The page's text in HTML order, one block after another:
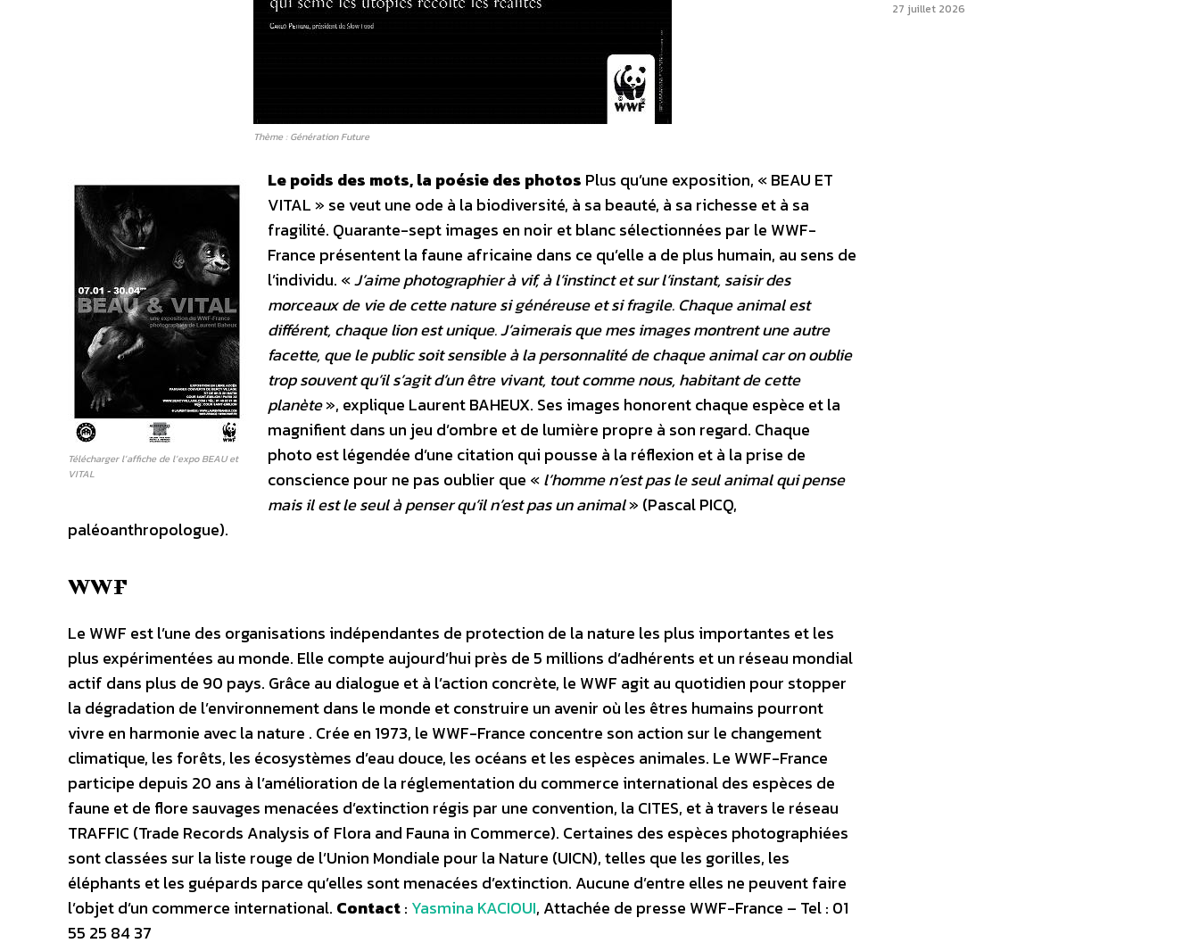
Thème : Génération Future
Le poids des mots, la poésie des photos
Télécharger l’affiche de l’expo BEAU et
VITAL
Plus qu’une exposition, « BEAU ET
VITAL » se veut une ode à la biodiversité, à sa beauté, à sa richesse et à sa
fragilité. Quarante-sept images en noir et blanc sélectionnées par le WWF-
France présentent la faune africaine dans ce qu’elle a de plus humain, au sens de
l’individu. «J’aime photographier à vif, à l’instinct et sur l’instant, saisir des
morceaux de vie de cette nature si généreuse et si fragile. Chaque animal est
différent, chaque lion est unique. J’aimerais que mes images montrent une autre
facette, que le public soit sensible à la personnalité de chaque animal car on oublie
trop souvent qu’il s’agit d’un être vivant, tout comme nous, habitant de cette
planète», explique Laurent BAHEUX. Ses images honorent chaque espèce et la
magnifient dans un jeu d’ombre et de lumière propre à son regard. Chaque
photo est légendée d’une citation qui pousse à la réflexion et à la prise de
conscience pour ne pas oublier que «l’homme n’est pas le seul animal qui pense
mais il est le seul à penser qu’il n’est pas un animal» (Pascal PICQ,
paléoanthropologue).
WWF
Le WWF est l’une des organisations indépendantes de protection de la nature les plus importantes et les
plus expérimentées au monde. Elle compte aujourd’hui près de 5 millions d’adhérents et un réseau mondial
actif dans plus de 90 pays. Grâce au dialogue et à l’action concrète, le WWF agit au quotidien pour stopper
la dégradation de l’environnement dans le monde et construire un avenir où les êtres humains pourront
vivre en harmonie avec la nature . Crée en 1973, le WWF-France concentre son action sur le changement
climatique, les forêts, les écosystèmes d’eau douce, les océans et les espèces animales. Le WWF-France
participe depuis 20 ans à l’amélioration de la réglementation du commerce international des espèces de
faune et de flore sauvages menacées d’extinction régis par une convention, la CITES, et à travers le réseau
TRAFFIC (Trade Records Analysis of Flora and Fauna in Commerce). Certaines des espèces photographiées
sont classées sur la liste rouge de l’Union Mondiale pour la Nature (UICN), telles que les gorilles, les
éléphants et les guépards parce qu’elles sont menacées d’extinction. Aucune d’entre elles ne peuvent faire
l’objet d’un commerce international. Contact: Yasmina KACIOUI, Attachée de presse WWF-France – Tel : 01
55 25 84 37
27 juillet 2026